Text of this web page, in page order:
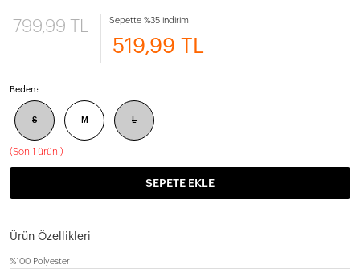
799,99 TL Sepette %35 indirim
519,99 TL
Beden:
S M L
(Son 1 ürün!)
SEPETE EKLE
Ürün Özellikleri
%100 Polyester